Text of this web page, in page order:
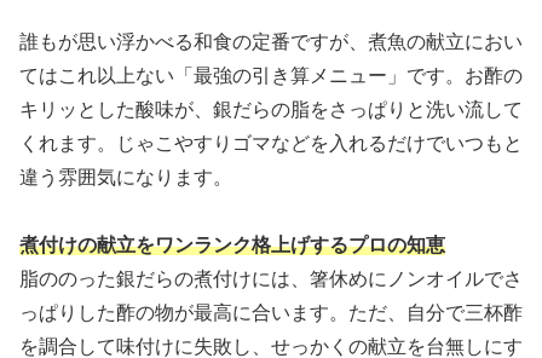
誰もが思い浮かべる和食の定番ですが、煮魚の献立におい
てはこれ以上ない「最強の引き算メニュー」です。お酢の
キリッとした酸味が、銀だらの脂をさっぱりと洗い流して
くれます。じゃこやすりゴマなどを入れるだけでいつもと
違う雰囲気になります。
煮付けの献立をワンランク格上げするプロの知恵
脂ののった銀だらの煮付けには、箸休めにノンオイルでさ
っぱりした酢の物が最高に合います。ただ、自分で三杯酢
を調合して味付けに失敗し、せっかくの献立を台無しにす